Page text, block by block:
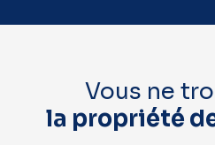
Vous ne
la propriété